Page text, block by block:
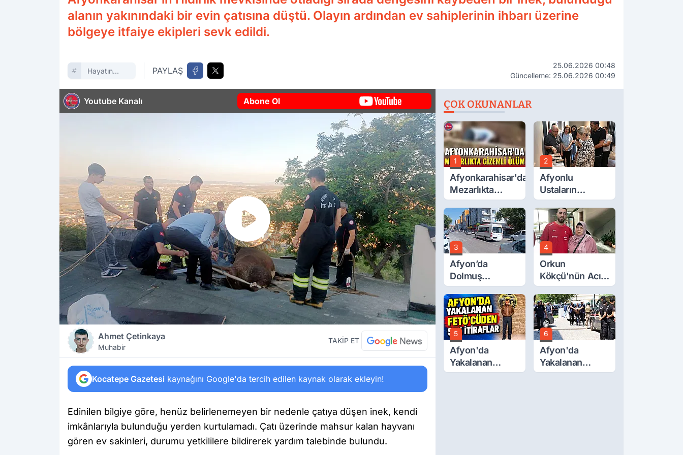
alanın yakınındaki bir evin çatısına düştü. Olayın ardından ev sahiplerinin ihbarı üzerine
bölgeye itfaiye ekipleri sevk edildi.
Hayatın
PAYLAŞ
25.06.2026 00:48
Güncelleme: 25.06.2026 00:49
Youtube Kanalı Abone Ol
Ahmet Çetinkaya
Muhabir
TAKİP ET
Kocatepe Gazetesi kaynağını Google'da tercih edilen kaynak olarak ekleyin!
Edinilen bilgiye göre, henüz belirlenemeyen bir nedenle çatıya düşen inek, kendi
imkânlarıyla bulunduğu yerden kurtulamadı. Çatı üzerinde mahsur kalan hayvanı
gören ev sakinleri, durumu yetkililere bildirerek yardım talebinde bulundu.
ÇOK OKUNANLAR
1
Afyonkarahisar'da
Mezarlıkta
Gizemli Ölüm
2
Afyonlu
Ustaların
Eserleri
Görücüye Çıktı
3
Afyon’da
Dolmuş
Ücretlerine
Yüzde 40 Zam
Talebi
4
Orkun
Kökçü'nün Acı
Günü... Cenaze
Namazı
Emirdağ'da
5
Afyon'da
Yakalanan
FETÖ'Cüden
6
Afyon'da
Yakalanan
FETÖ'cü